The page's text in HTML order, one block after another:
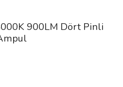
900LM Dört Pinli